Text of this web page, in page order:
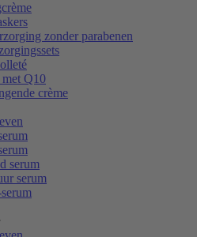
zonder parabenen
Q10
crème
serum
serum